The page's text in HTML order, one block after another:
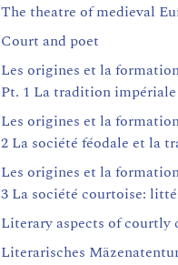
The theatre of medieval
Court and poet
Les origines et la
Pt. 1 La tradition
Les origines et la
2 La société féodale et la
Les origines et la
3 La société courtoise:
Literary aspects of courtly
Literarisches